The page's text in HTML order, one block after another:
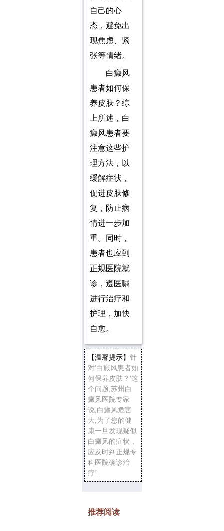
自己的心
态，避免出
现焦虑、紧
张等情绪。
白癜风
患者如何保
养皮肤？综
上所述，白
癜风患者要
注意这些护
理方法，以
缓解症状，
促进皮肤修
复，防止病
情进一步加
重。同时，
患者也应到
正规医院就
诊，遵医嘱
进行治疗和
护理，加快
自愈。
【温馨提示】 针
对'白癜风患者如
何保养皮肤？'这
个问题,苏州白
癜风医院专家
说,白癜风危害
大,为了您的健
康一旦发现疑似
白癜风的症状，
应及时到正规专
科医院确诊治
疗!
推荐阅读